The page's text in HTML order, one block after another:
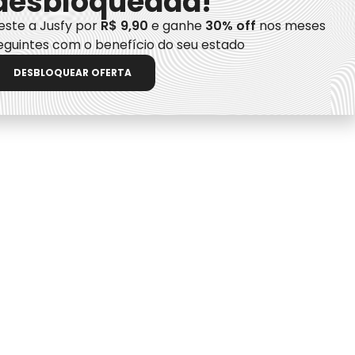
a Jusfy porR$ 9,90e ganhe30% offnos meses
com o benefício do seu estado
DESBLOQUEAR OFERTA